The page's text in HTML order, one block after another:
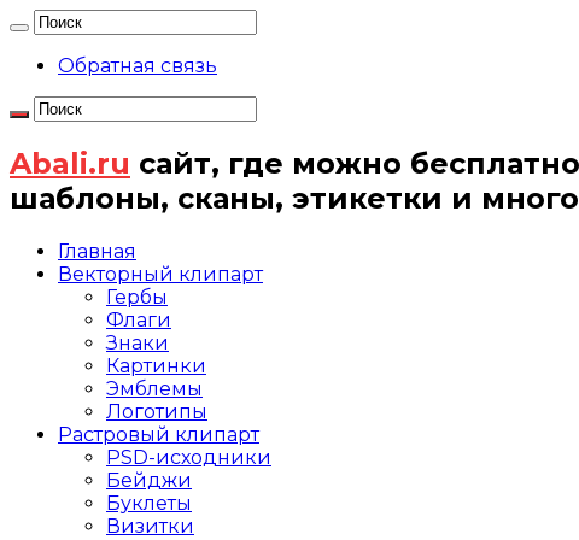
Обратная связь
Abali.ru сайт, где можно
шаблоны, сканы, этикетки и
Главная
Векторный клипарт
Гербы
Флаги
Знаки
Картинки
Эмблемы
Логотипы
Растровый клипарт
PSD-исходники
Бейджи
Буклеты
Визитки